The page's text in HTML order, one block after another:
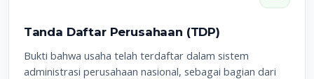
Tanda Daftar Perusahaan (TDP)
Bukti bahwa usaha telah terdaftar dalam sistem
administrasi perusahaan nasional, sebagai bagian dari